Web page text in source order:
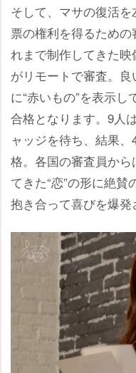
そして、マサの復活
票の権利を得るため
れまで制作してきた
がリモートで審査。
に“赤いもの”を表示
合格となります。9人
ャッジを待ち、結果
格。各国の審査員か
てきた“恋”の形に絶
抱き合って喜びを爆発